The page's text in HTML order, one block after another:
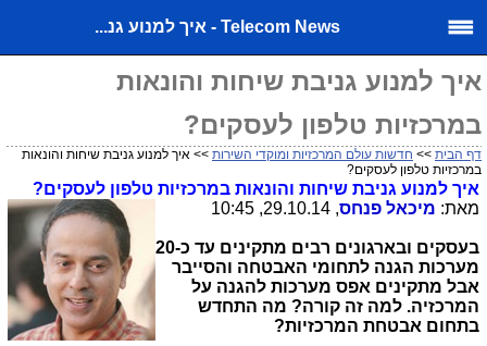
Telecom News - איך למנוע גנ...
איך למנוע גניבת שיחות והונאות
במרכזיות טלפון לעסקים?
דף הבית >> חדשות עולם המרכזיות ומוקדי השירות >> איך למנוע גניבת שיחות והונאות
במרכזיות טלפון לעסקים?
איך למנוע גניבת שיחות והונאות במרכזיות טלפון לעסקים?
מאת: מיכאל פנחס, 29.10.14, 10:45
בעסקים ובארגונים רבים מתקינים עד כ-20
מערכות הגנה לתחומי האבטחה והסייבר
אבל מתקינים אפס מערכות להגנה על
המרכזיה. למה זה קורה? מה התחדש
בתחום אבטחת המרכזיות?